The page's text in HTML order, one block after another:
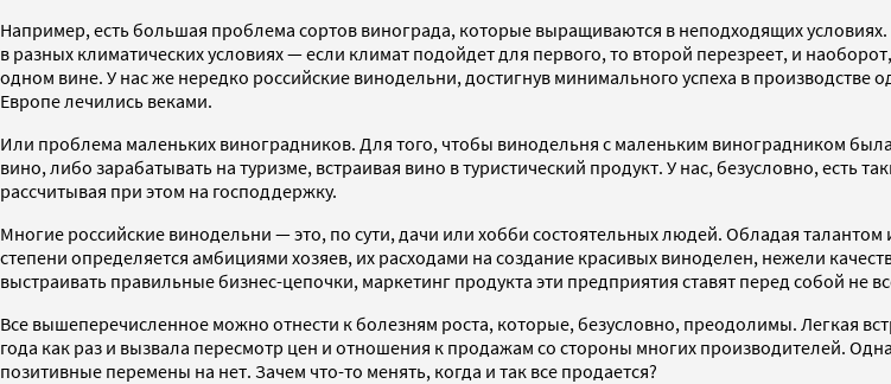
Например, есть большая проблема сортов винограда, которые выращиваются в неподходящих
в разных климатических условиях — если климат подойдет для первого, то второй перезреет, и
одном вине. У нас же нередко российские винодельни, достигнув минимального успеха в
Европе лечились веками.
Или проблема маленьких виноградников. Для того, чтобы винодельня с маленьким виноградником
вино, либо зарабатывать на туризме, встраивая вино в туристический продукт. У нас, безусловно, есть
рассчитывая при этом на господдержку.
Многие российские винодельни — это, по сути, дачи или хобби состоятельных людей. Обладая
степени определяется амбициями хозяев, их расходами на создание красивых виноделен, нежели
выстраивать правильные бизнес-цепочки, маркетинг продукта эти предприятия ставят перед собой не
Все вышеперечисленное можно отнести к болезням роста, которые, безусловно, преодолимы. Легкая
года как раз и вызвала пересмотр цен и отношения к продажам со стороны многих производителей.
позитивные перемены на нет. Зачем что-то менять, когда и так все продается?